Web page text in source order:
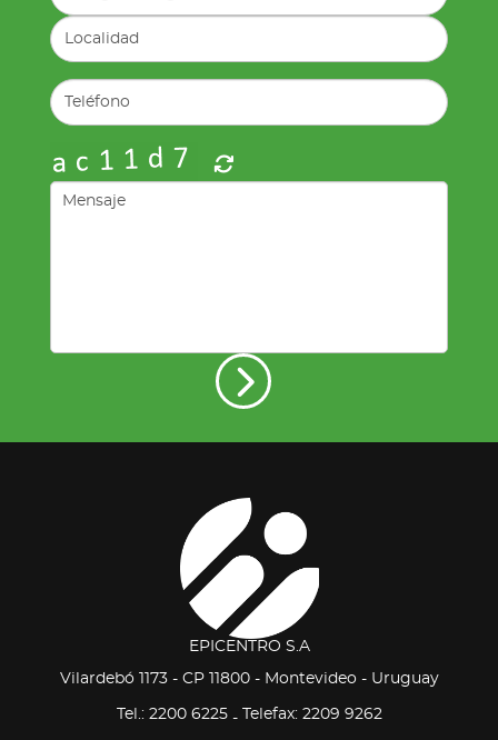
EPICENTRO S.A
Vilardebó 1173 - CP 11800 - Montevideo - Uruguay
Tel.: 2200 6225- Telefax: 2209 9262